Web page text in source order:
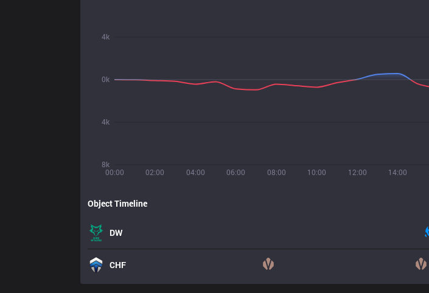
00:00 02:00 04:00 06:00 08:00 10:00 12:00 14:00
8k
4k
0k
4k
Object Timeline
DW
CHF